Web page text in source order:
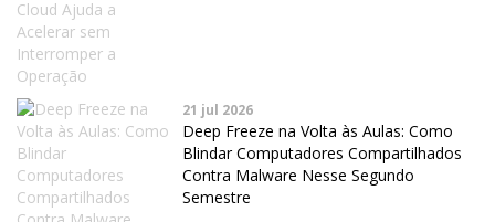
21 jul 2026
Deep Freeze na Volta às Aulas: Como
Blindar Computadores Compartilhados
Contra Malware Nesse Segundo
Semestre